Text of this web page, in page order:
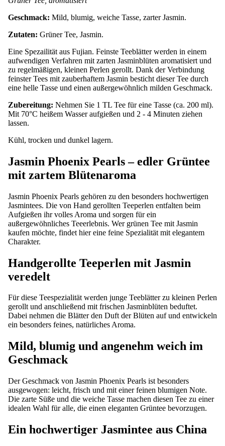
Geschmack: Mild, blumig, weiche Tasse, zarter Jasmin.
Zutaten: Grüner Tee, Jasmin.
Eine Spezailität aus Fujian. Feinste Teeblätter werden in einem
aufwendigen Verfahren mit zarten Jasminblüten aromatisiert und
zu regelmäßigen, kleinen Perlen gerollt. Dank der Verbindung
feinster Tees mit zauberhaftem Jasmin besticht dieser Tee durch
eine helle Tasse und einen außergewöhnlich milden Geschmack.
Zubereitung: Nehmen Sie 1 TL Tee für eine Tasse (ca. 200 ml).
Mit 70°C heißem Wasser aufgießen und 2 - 4 Minuten ziehen
lassen.
Kühl, trocken und dunkel lagern.
Jasmin Phoenix Pearls – edler Grüntee
mit zartem Blütenaroma
Jasmin Phoenix Pearls gehören zu den besonders hochwertigen
Jasmintees. Die von Hand gerollten Teeperlen entfalten beim
Aufgießen ihr volles Aroma und sorgen für ein
außergewöhnliches Teeerlebnis. Wer grünen Tee mit Jasmin
kaufen möchte, findet hier eine feine Spezialität mit elegantem
Charakter.
Handgerollte Teeperlen mit Jasmin
veredelt
Für diese Teespezialität werden junge Teeblätter zu kleinen Perlen
gerollt und anschließend mit frischen Jasminblüten beduftet.
Dabei nehmen die Blätter den Duft der Blüten auf und entwickeln
ein besonders feines, natürliches Aroma.
Mild, blumig und angenehm weich im
Geschmack
Der Geschmack von Jasmin Phoenix Pearls ist besonders
ausgewogen: leicht, frisch und mit einer feinen blumigen Note.
Die zarte Süße und die weiche Tasse machen diesen Tee zu einer
idealen Wahl für alle, die einen eleganten Grüntee bevorzugen.
Ein hochwertiger Jasmintee aus China